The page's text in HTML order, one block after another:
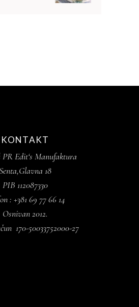
KONTAKT
Edit‘s Manufaktura
18
PIB 112087330
: +381 69 77 66 14
Osnivan 2012.
170-50033752000-27